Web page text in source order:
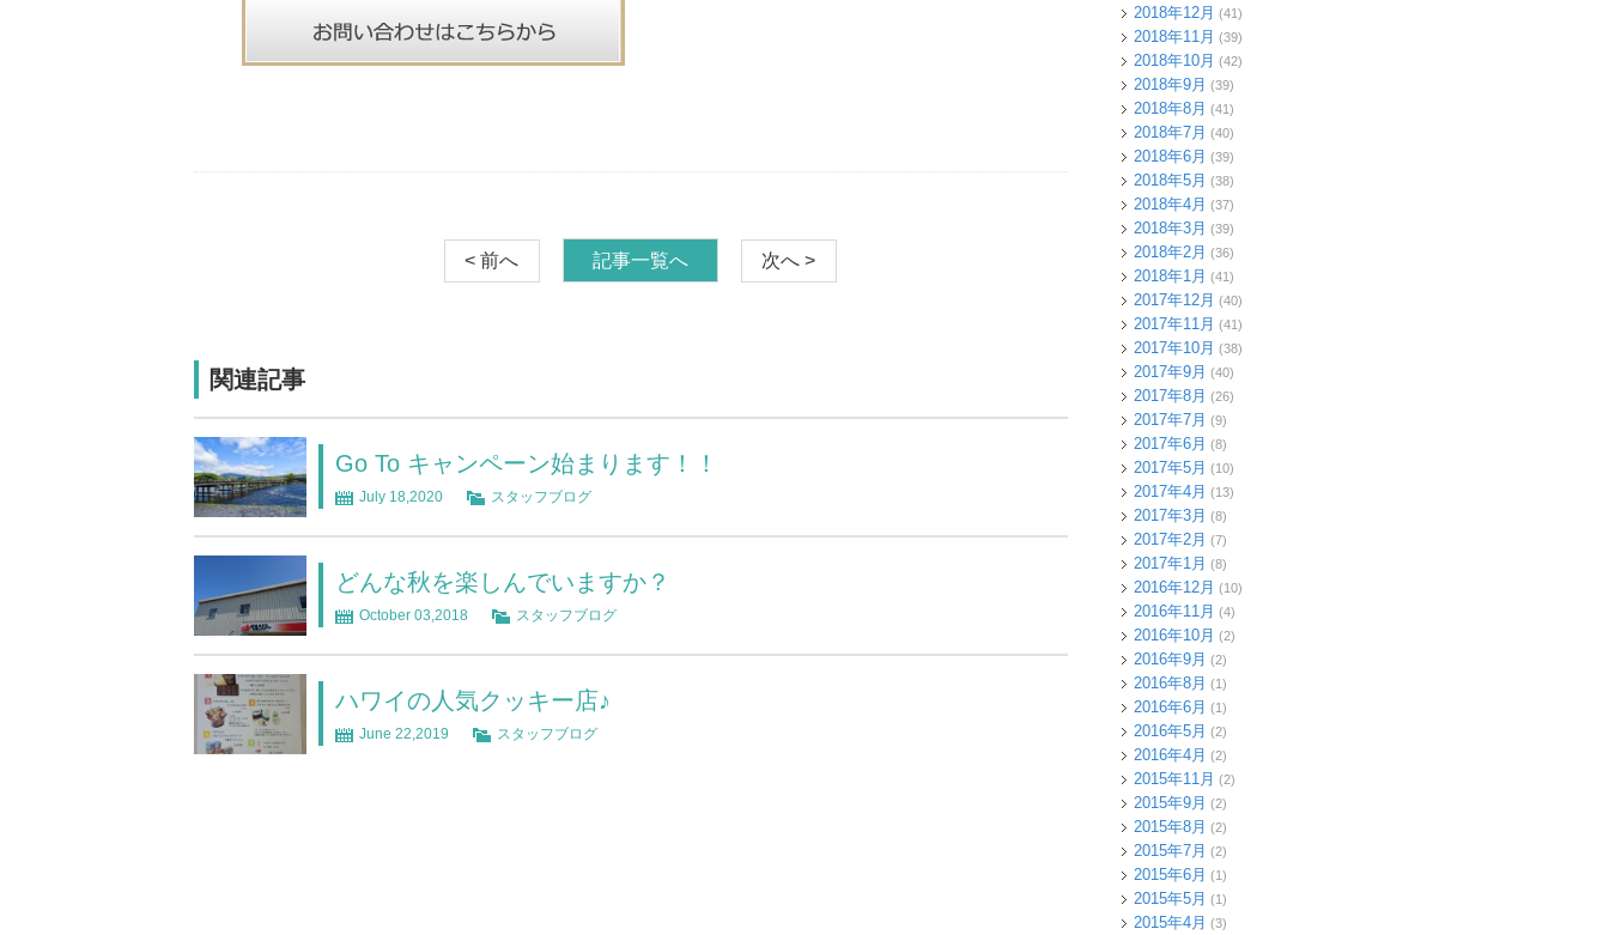
< 前へ 記事一覧へ 次へ >
関連記事
Go To キャンペーン始まります！！
July 18,2020 スタッフブログ
どんな秋を楽しんでいますか？
October 03,2018 スタッフブログ
ハワイの人気クッキー店♪
June 22,2019 スタッフブログ
2018年12月 (41)
2018年11月 (39)
2018年10月 (42)
2018年9月 (39)
2018年8月 (41)
2018年7月 (40)
2018年6月 (39)
2018年5月 (38)
2018年4月 (37)
2018年3月 (39)
2018年2月 (36)
2018年1月 (41)
2017年12月 (40)
2017年11月 (41)
2017年10月 (38)
2017年9月 (40)
2017年8月 (26)
2017年7月 (9)
2017年6月 (8)
2017年5月 (10)
2017年4月 (13)
2017年3月 (8)
2017年2月 (7)
2017年1月 (8)
2016年12月 (10)
2016年11月 (4)
2016年10月 (2)
2016年9月 (2)
2016年8月 (1)
2016年6月 (1)
2016年5月 (2)
2016年4月 (2)
2015年11月 (2)
2015年9月 (2)
2015年8月 (2)
2015年7月 (2)
2015年6月 (1)
2015年5月 (1)
2015年4月 (3)